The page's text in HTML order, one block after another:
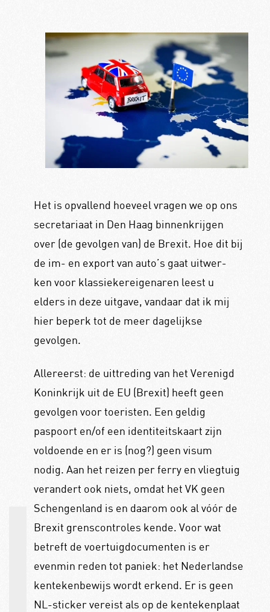
Het is opvallend hoeveel vragen we op ons
secretariaat in Den Haag binnenkrijgen
over (de gevolgen van) de Brexit. Hoe dit bij
de im- en export van auto’s gaat uitwer-
ken voor klassiekereigenaren leest u
elders in deze uitgave, vandaar dat ik mij
hier beperk tot de meer dagelijkse
gevolgen.
Allereerst: de uittreding van het Verenigd
Koninkrijk uit de EU (Brexit) heeft geen
gevolgen voor toeristen. Een geldig
paspoort en/of een identiteitskaart zijn
voldoende en er is (nog?) geen visum
nodig. Aan het reizen per ferry en vliegtuig
verandert ook niets, omdat het VK geen
Schengenland is en daarom ook al vóór de
Brexit grenscontroles kende. Voor wat
betreft de voertuigdocumenten is er
evenmin reden tot paniek: het Nederlandse
kentekenbewijs wordt erkend. Er is geen
NL-sticker vereist als op de kentekenplaat